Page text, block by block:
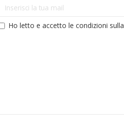
Ho letto e accetto le condizioni sulla